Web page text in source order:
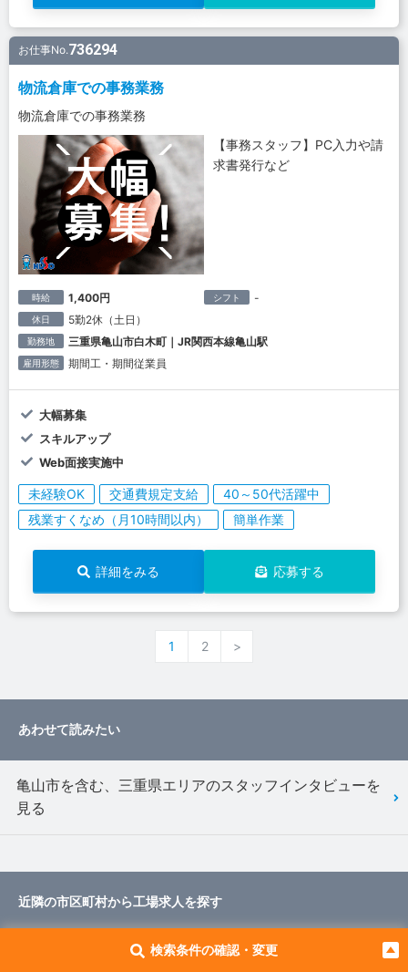
検索条件の確認・変更
お仕事No.736294
物流倉庫での事務業務
物流倉庫での事務業務
【事務スタッフ】PC入力や請
求書発行など
時給 1,400円 シフト -
休日 5勤2休（土日）
勤務地 三重県亀山市白木町｜JR関西本線亀山駅
雇用形態 期間工・期間従業員
大幅募集
スキルアップ
Web面接実施中
未経験OK 交通費規定支給
40～50代活躍中
残業すくなめ（月10時間以内）
簡単作業
詳細をみる 応募する
1 2 >
あわせて読みたい
亀山市を含む、三重県エリアのスタッフインタビューを
見る
近隣の市区町村から工場求人を探す